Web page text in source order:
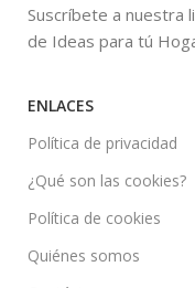
Suscríbete a nuestra
de Ideas para tú
ENLACES
Política de privacidad
¿Qué son las cookies?
Política de cookies
Quiénes somos